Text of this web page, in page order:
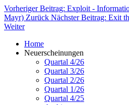
Vorheriger Beitrag: Exploit -
Mayr) Zurück Nächster Beitrag: Exit
Weiter
Home
Neuerscheinungen
Quartal 4/26
Quartal 3/26
Quartal 2/26
Quartal 1/26
Quartal 4/25